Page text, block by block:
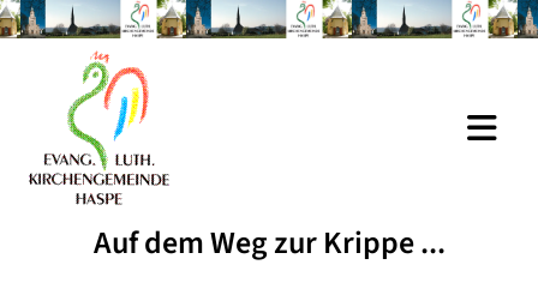
Auf dem Weg zur Krippe ...